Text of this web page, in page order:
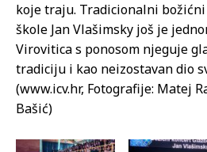
koje traju. Tradicionalni
škole Jan Vlašimsky još je
Virovitica s ponosom njeguje
tradiciju i kao neizostavan dio
(www.icv.hr, Fotografije: Matej
Bašić)